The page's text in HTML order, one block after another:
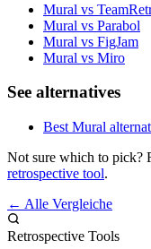
Mural vs
Mural vs Parabol
Mural vs FigJam
Mural vs Miro
See alternatives
Best Mural
Not sure which to pick?
retrospective tool.
← Alle Vergleiche
Retrospective Tools